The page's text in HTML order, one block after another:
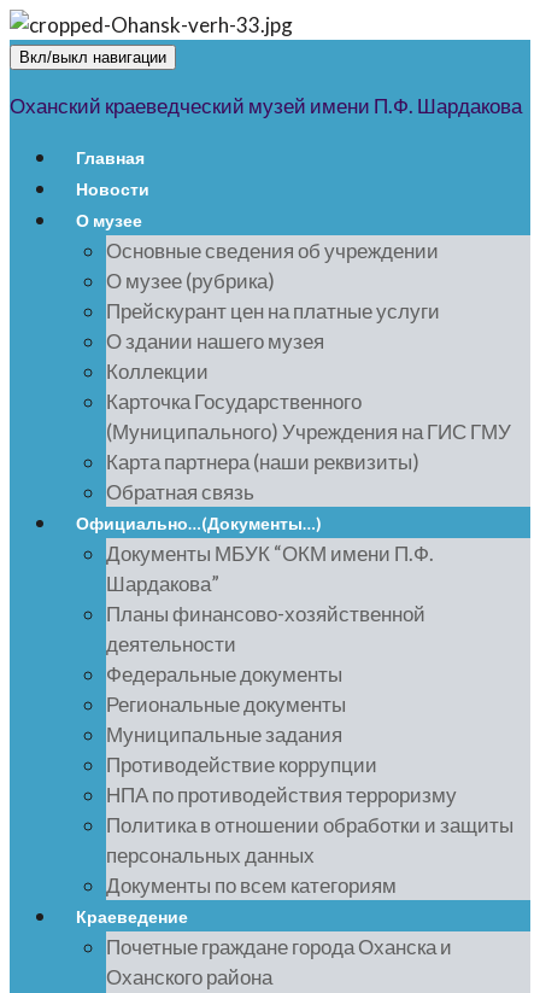
Вкл/выкл навигации
Оханский краеведческий музей имени П.Ф. Шардакова
Главная
Новости
О музее
Основные сведения об учреждении
О музее (рубрика)
Прейскурант цен на платные услуги
О здании нашего музея
Коллекции
Карточка Государственного
(Муниципального) Учреждения на ГИС ГМУ
Карта партнера (наши реквизиты)
Обратная связь
Официально…(Документы…)
Документы МБУК “ОКМ имени П.Ф.
Шардакова”
Планы финансово-хозяйственной
деятельности
Федеральные документы
Региональные документы
Муниципальные задания
Противодействие коррупции
НПА по противодействия терроризму
Политика в отношении обработки и защиты
персональных данных
Документы по всем категориям
Краеведение
Почетные граждане города Оханска и
Оханского района